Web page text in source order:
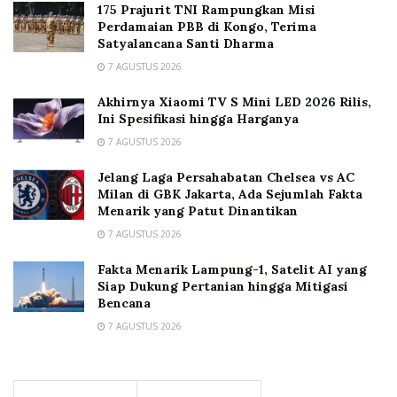
175 Prajurit TNI Rampungkan Misi
Perdamaian PBB di Kongo, Terima
Satyalancana Santi Dharma
7 AGUSTUS 2026
Akhirnya Xiaomi TV S Mini LED 2026 Rilis,
Ini Spesifikasi hingga Harganya
7 AGUSTUS 2026
Jelang Laga Persahabatan Chelsea vs AC
Milan di GBK Jakarta, Ada Sejumlah Fakta
Menarik yang Patut Dinantikan
7 AGUSTUS 2026
Fakta Menarik Lampung-1, Satelit AI yang
Siap Dukung Pertanian hingga Mitigasi
Bencana
7 AGUSTUS 2026